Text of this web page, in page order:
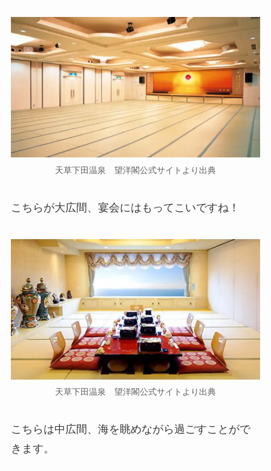
天草下田温泉 望洋閣公式サイトより出典
こちらが大広間、宴会にはもってこいですね！
天草下田温泉 望洋閣公式サイトより出典
こちらは中広間、海を眺めながら過ごすことがで
きます。